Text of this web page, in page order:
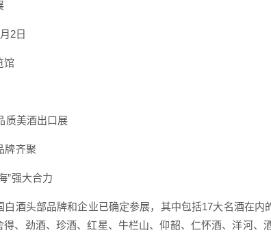
2日
美酒出口展
齐聚
强大合力
头部品牌和企业已确定参展，其中包括17大名酒在内
得、劲酒、珍酒、红星、牛栏山、仰韶、仁怀酒、洋河